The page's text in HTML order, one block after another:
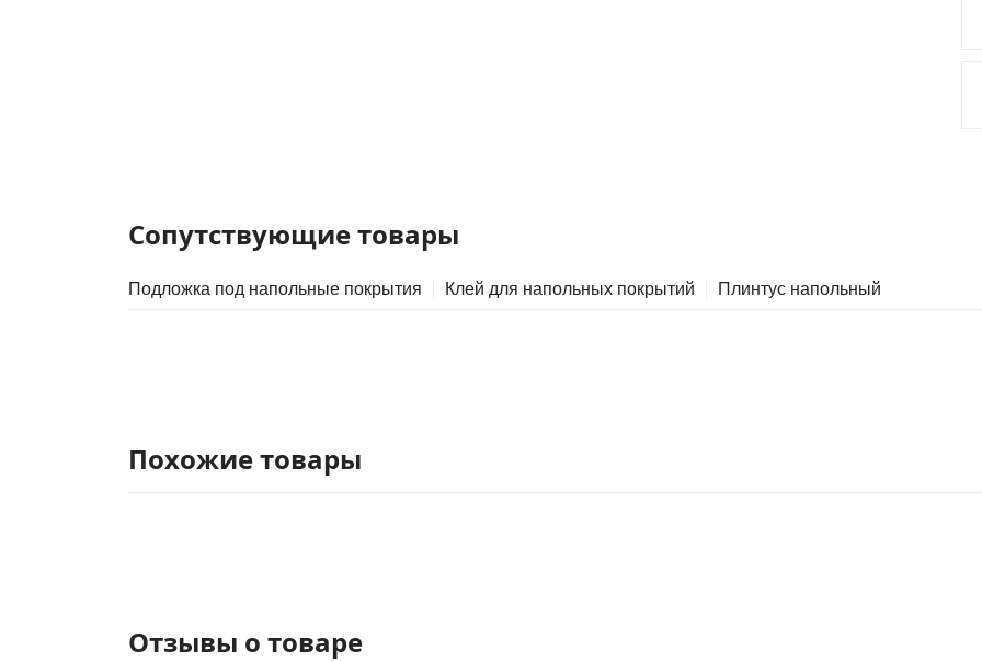
Сопутствующие товары
Подложка под напольные покрытия Клей для напольных покрытий Плинтус напольный
Похожие товары
Отзывы о товаре